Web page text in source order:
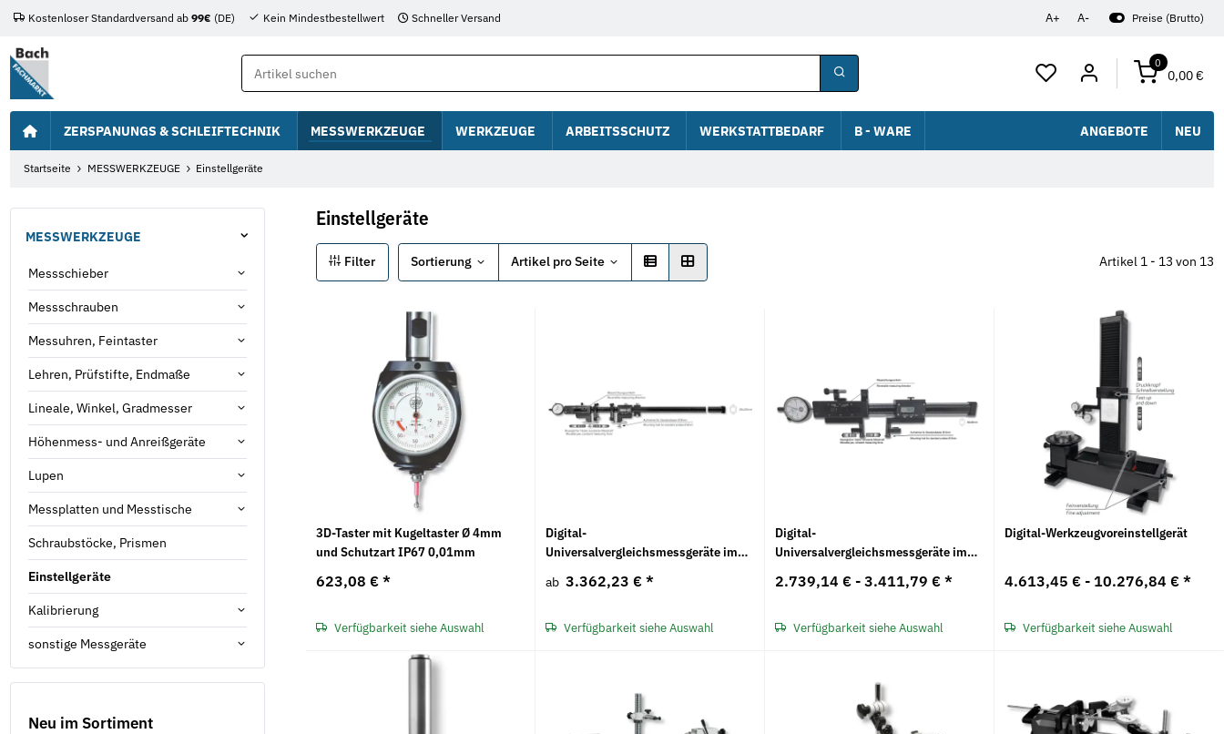
A+ A- Preise (Brutto)
Kostenloser Standardversand ab 99€ (DE) Kein Mindestbestellwert Schneller Versand
0
0,00 €
ZERSPANUNGS & SCHLEIFTECHNIK MESSWERKZEUGE WERKZEUGE ARBEITSSCHUTZ WERKSTATTBEDARF B - WARE ANGEBOTE NEU
Startseite MESSWERKZEUGE Einstellgeräte
Einstellgeräte
Filter Sortierung Artikel pro Seite Artikel 1 - 13 von 13
3D-Taster mit Kugeltaster Ø 4mm
und Schutzart IP67 0,01mm
623,08 €*
Verfügbarkeit siehe Auswahl
Digital-
Universalvergleichsmessgeräte im
Innen- und Außenmessungen
ab 3.362,23 € *
Verfügbarkeit siehe Auswahl
Digital-
Universalvergleichsmessgeräte im
Innen- und Außenmessungen
2.739,14 € -3.411,79 €*
Verfügbarkeit siehe Auswahl
Digital-Werkzeugvoreinstellgerät
4.613,45 € - 10.276,84 €*
Verfügbarkeit siehe Auswahl
MESSWERKZEUGE
Messschieber
Messschrauben
Messuhren, Feintaster
Lehren, Prüfstifte, Endmaße
Lineale, Winkel, Gradmesser
Höhenmess- und Anreißgeräte
Lupen
Messplatten und Messtische
Schraubstöcke, Prismen
Einstellgeräte
Kalibrierung
sonstige Messgeräte
Neu im Sortiment